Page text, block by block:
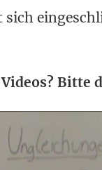
Bitte